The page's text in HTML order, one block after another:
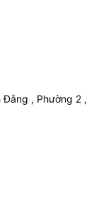
Đằng , Phường 2 ,